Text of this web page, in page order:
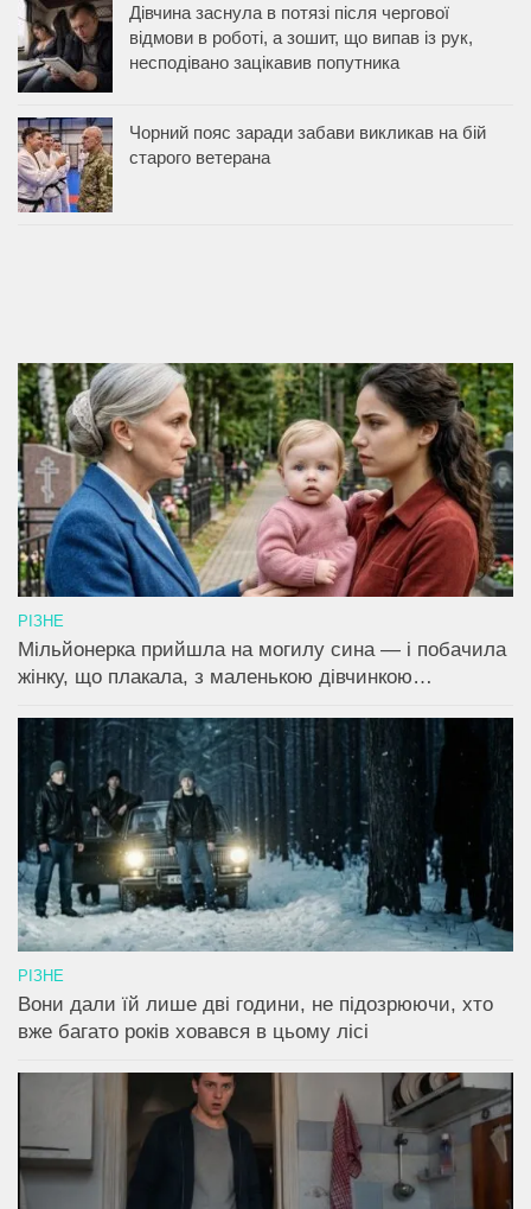
Дівчина заснула в потязі після чергової
відмови в роботі, а зошит, що випав із рук,
несподівано зацікавив попутника
Чорний пояс заради забави викликав на бій
старого ветерана
РІЗНЕ
Мільйонерка прийшла на могилу сина — і побачила
жінку, що плакала, з маленькою дівчинкою…
РІЗНЕ
Вони дали їй лише дві години, не підозрюючи, хто
вже багато років ховався в цьому лісі